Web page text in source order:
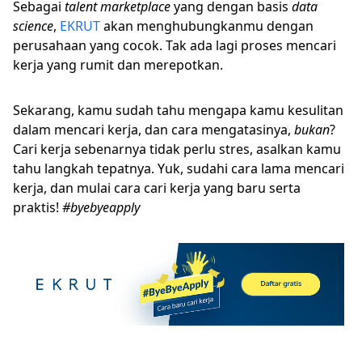
Sebagai talent marketplaceyang dengan basis data
science, EKRUTakan menghubungkanmu dengan
perusahaan yang cocok. Tak ada lagi proses mencari
kerja yang rumit dan merepotkan.
Sekarang, kamu sudah tahu mengapa kamu kesulitan
dalam mencari kerja, dan cara mengatasinya, bukan?
Cari kerja sebenarnya tidak perlu stres, asalkan kamu
tahu langkah tepatnya. Yuk, sudahi cara lama mencari
kerja, dan mulai cara cari kerja yang baru serta
praktis! #byebyeapply